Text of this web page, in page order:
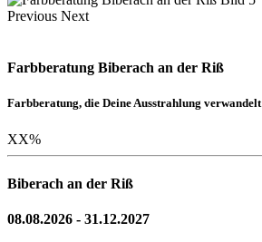
Previous Next
Farbberatung Biberach an der Riß
Farbberatung, die Deine Ausstrahlung verwandelt
XX%
Biberach an der Riß
08.08.2026 - 31.12.2027